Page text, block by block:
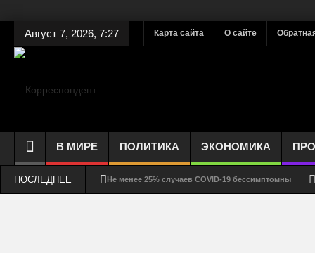
Август 7, 2026, 7:27 Карта сайта О сайте
В МИРЕ ПОЛИТИКА ЭКОНОМИКА
ПОСЛЕДНЕЕ Не менее 25% случаев COVID-19 бессимптомны